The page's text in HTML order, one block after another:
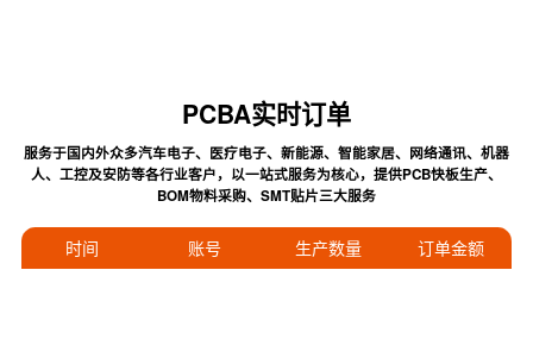
PCBA实时订单
服务于国内外众多汽车电子、医疗电子、新能源、智能家居、网络通讯、机器
人、工控及安防等各行业客户，以一站式服务为核心，提供PCB快板生产、
BOM物料采购、SMT贴片三大服务
时间 账号 生产数量 订单金额